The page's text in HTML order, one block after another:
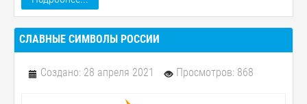
СЛАВНЫЕ СИМВОЛЫ РОССИИ
Создано: 28 апреля 2021 Просмотров: 868